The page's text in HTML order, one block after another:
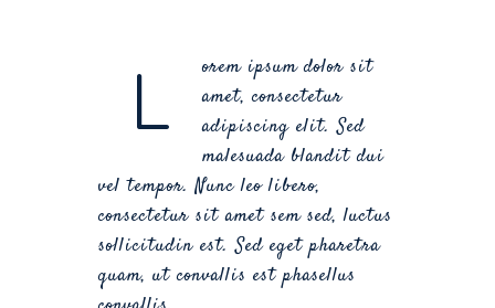
L
orem ipsum dolor sit
amet, consectetur
adipiscing elit. Sed
malesuada blandit dui
vel tempor. Nunc leo libero,
consectetur sit amet sem sed, luctus
sollicitudin est. Sed eget pharetra
quam, ut convallis est phasellus